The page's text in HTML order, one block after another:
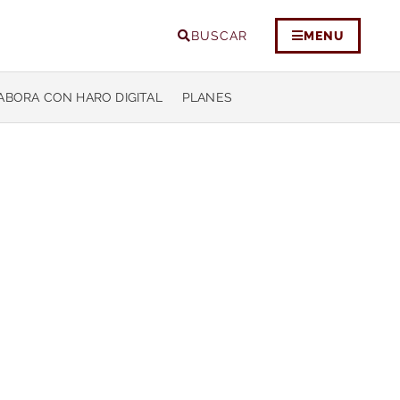
BUSCAR MENU
CON HARO DIGITAL PLANES